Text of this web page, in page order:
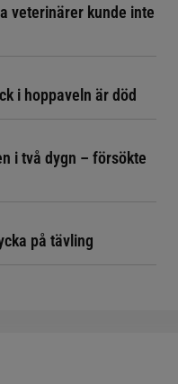
veterinärer kunde inte
i hoppaveln är död
i två dygn – försökte
på tävling